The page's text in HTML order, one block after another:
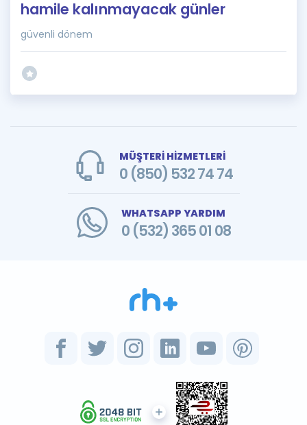
hamile kalınmayacak günler
güvenli dönem
MÜŞTERİ HİZMETLERİ
0 (850) 532 74 74
WHATSAPP YARDIM
0 (532) 365 01 08